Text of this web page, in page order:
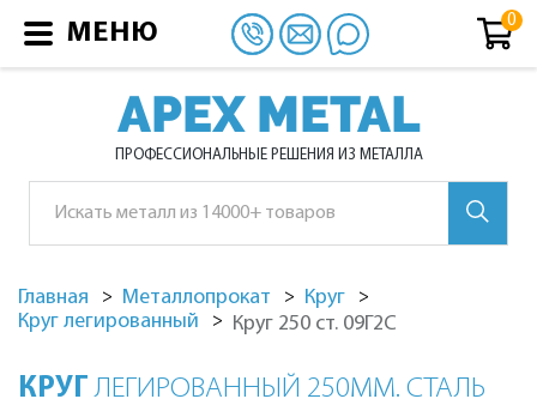
APEX METAL
ПРОФЕССИОНАЛЬНЫЕ РЕШЕНИЯ ИЗ МЕТАЛЛА
Главная Металлопрокат
Круг
Круг легированный
Круг 250 ст. 09Г2С
КРУГЛЕГИРОВАННЫЙ 250ММ. СТАЛЬ
МЕНЮ